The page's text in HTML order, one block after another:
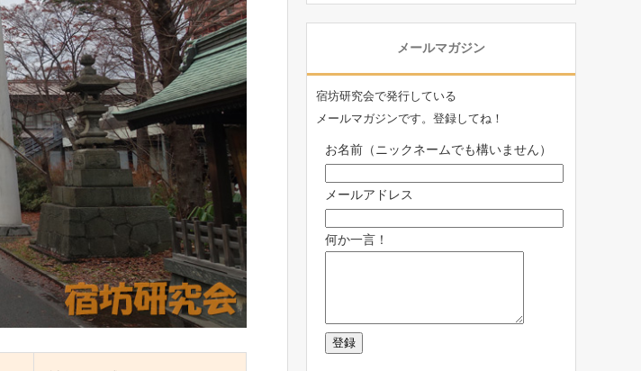
メールマガジン
宿坊研究会で発行している
メールマガジンです。登録してね！
お名前（ニックネームでも構いません）
メールアドレス
何か一言！